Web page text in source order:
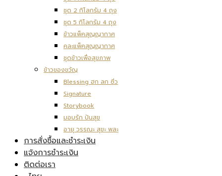
ชุด 2 กิโลกรัม 4 ถุง
ชุด 5 กิโลกรัม 4 ถุง
ข้าวแพ็คสุญญากาศ
คละแพ็คสุญญากาศ
ชุดข้าวเพื่อสุขภาพ
ข้าวของขวัญ
Blessing ฮก ลก ซิ่ว
Signature
Storybook
มอบรัก ปันสุข
อายุ วรรณะ สุขะ พละ
การสั่งซื้อและชำระเงิน
แจ้งการชำระเงิน
ติดต่อเรา